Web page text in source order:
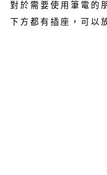
對於需要使用筆電的
下方都有插座，可以